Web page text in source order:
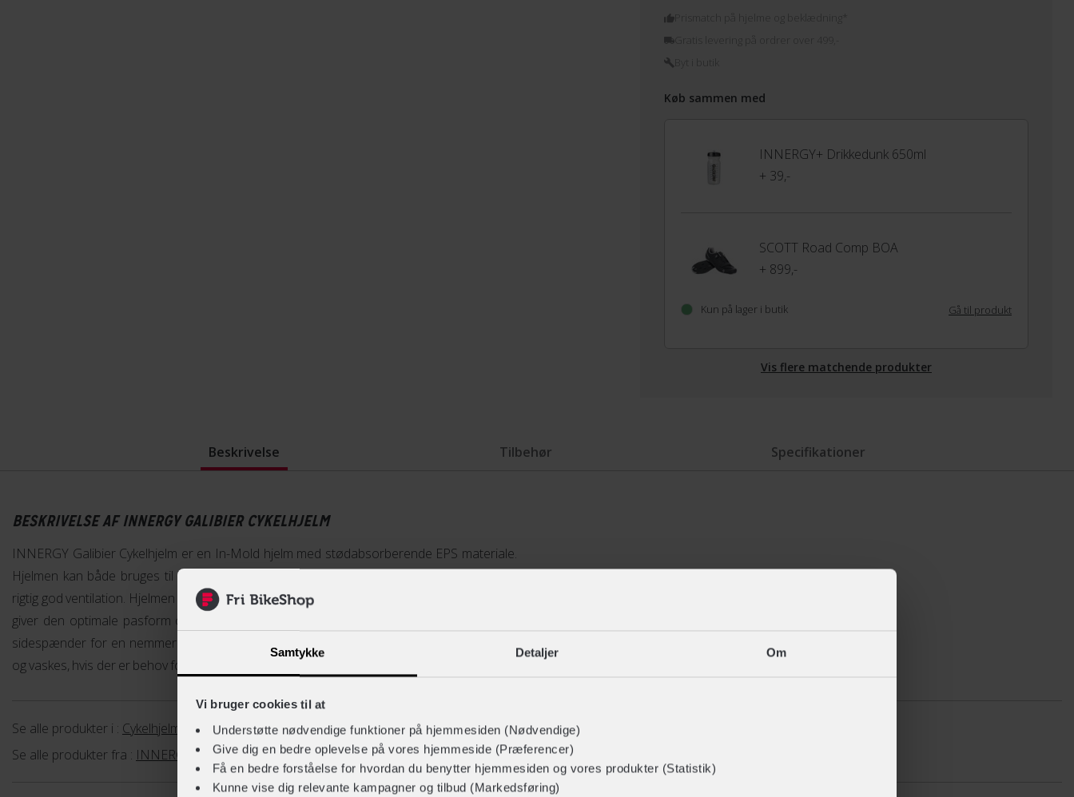
Samtykke Detaljer Om
Vi bruger cookies til at
Understøtte nødvendige funktioner på hjemmesiden (Nødvendige)
Give dig en bedre oplevelse på vores hjemmeside (Præferencer)
Få en bedre forståelse for hvordan du benytter hjemmesiden og vores produkter (Statistik)
Kunne vise dig relevante kampagner og tilbud (Markedsføring)
Prismatch på hjelme og beklædning*
Køb sammen med
INNERGY+ Drikkedunk 650ml
+ 39,-
SCOTT Road Comp BOA
+ 899,-
Kun på lager i butik Gå til produkt
Vis flere matchende produkter
Beskrivelse Tilbehør Specifikationer
BESKRIVELSE AF INNERGY GALIBIER CYKELHJELM
INNERGY Galibier Cykelhjelm er en In-Mold hjelm med stødabsorberende EPS materiale.
Hjelmen kan både bruges til hverdagskørsel og til motion. 18 luftkanaler i hjelmen sikrer
rigtig god ventilation. Hjelmen har et justeringssystem i nakken med integreret LED lys, som
giver den optimale pasform og ekstra synlighed. Derudover har denne hjelm justerbare
sidespænder for en nemmere justerbar pasform. Polstringen inde i hjelmen kan tages af
og vaskes, hvis der er behov for det efter cykelturen.
Se alle produkter i : Cykelhjelme
Se alle produkter fra : INNERGY